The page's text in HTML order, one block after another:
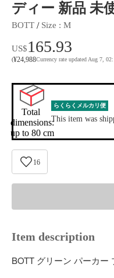
ディー 新品 未
BOTT / Size : M
US$165.93
(¥24,988Currency rate updated Aug 7,
Total
dimensions:
up to 80 cm
らくらくメルカリ便
This item was
16
Item description
BOTT グリーン パーカー